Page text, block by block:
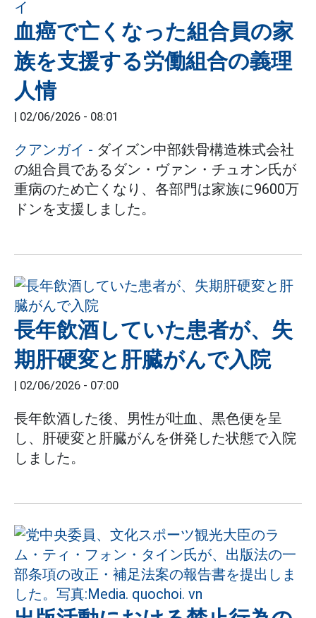
血癌で亡くなった組合員の家
族を支援する労働組合の義理
人情
| 02/06/2026 - 08:01
クアンガイ - ダイズン中部鉄骨構造株式会社
の組合員であるダン・ヴァン・チュオン氏が
重病のため亡くなり、各部門は家族に9600万
ドンを支援しました。
長年飲酒していた患者が、失
期肝硬変と肝臓がんで入院
| 02/06/2026 - 07:00
長年飲酒した後、男性が吐血、黒色便を呈
し、肝硬変と肝臓がんを併発した状態で入院
しました。